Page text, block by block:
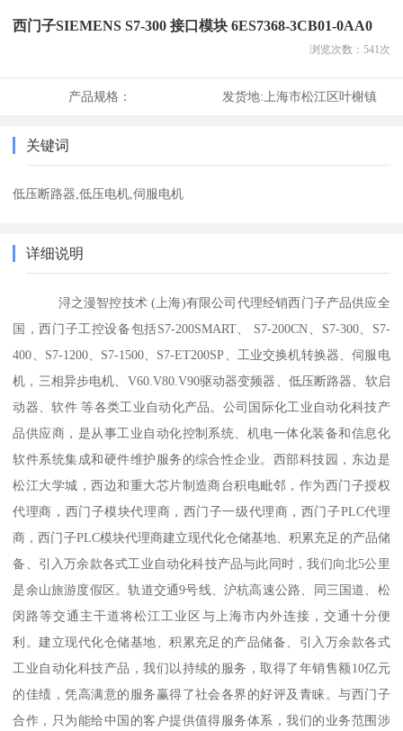
西门子SIEMENS S7-300 接口模块 6ES7368-3CB01-0AA0
浏览次数： 541次
产品规格： 发货地: 上海市松江区叶榭镇
关键词
低压断路器,低压电机,伺服电机
详细说明
浔之漫智控技术 (上海)有限公司代理经销西门子产品供应全
国，西门子工控设备包括S7-200SMART、 S7-200CN、S7-300、S7-
400、S7-1200、S7-1500、S7-ET200SP、工业交换机转换器、伺服电
机，三相异步电机、V60.V80.V90驱动器变频器、低压断路器、软启
动器、软件 等各类工业自动化产品。公司国际化工业自动化科技产
品供应商，是从事工业自动化控制系统、机电一体化装备和信息化
软件系统集成和硬件维护服务的综合性企业。西部科技园，东边是
松江大学城，西边和重大芯片制造商台积电毗邻，作为西门子授权
代理商，西门子模块代理商，西门子一级代理商，西门子PLC代理
商，西门子PLC模块代理商建立现代化仓储基地、积累充足的产品储
备、引入万余款各式工业自动化科技产品与此同时，我们向北5公里
是余山旅游度假区。轨道交通9号线、沪杭高速公路、同三国道、松
闵路等交通主干道将松江工业区与上海市内外连接，交通十分便
利。建立现代化仓储基地、积累充足的产品储备、引入万余款各式
工业自动化科技产品，我们以持续的服务，取得了年销售额10亿元
的佳绩，凭高满意的服务赢得了社会各界的好评及青睐。与西门子
合作，只为能给中国的客户提供值得服务体系，我们的业务范围涉